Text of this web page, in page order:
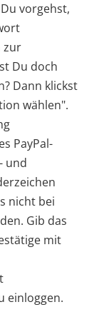
vorgehst,
zur
Du doch
Dann klickst
wählen".
PayPal-
und
nicht bei
Gib das
mit
einloggen.